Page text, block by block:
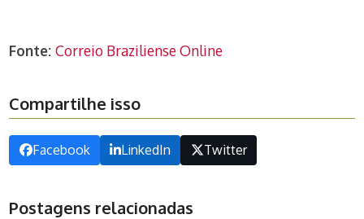
Fonte:Correio Braziliense Online
Compartilhe isso
Facebook LinkedIn Twitter
Postagens relacionadas